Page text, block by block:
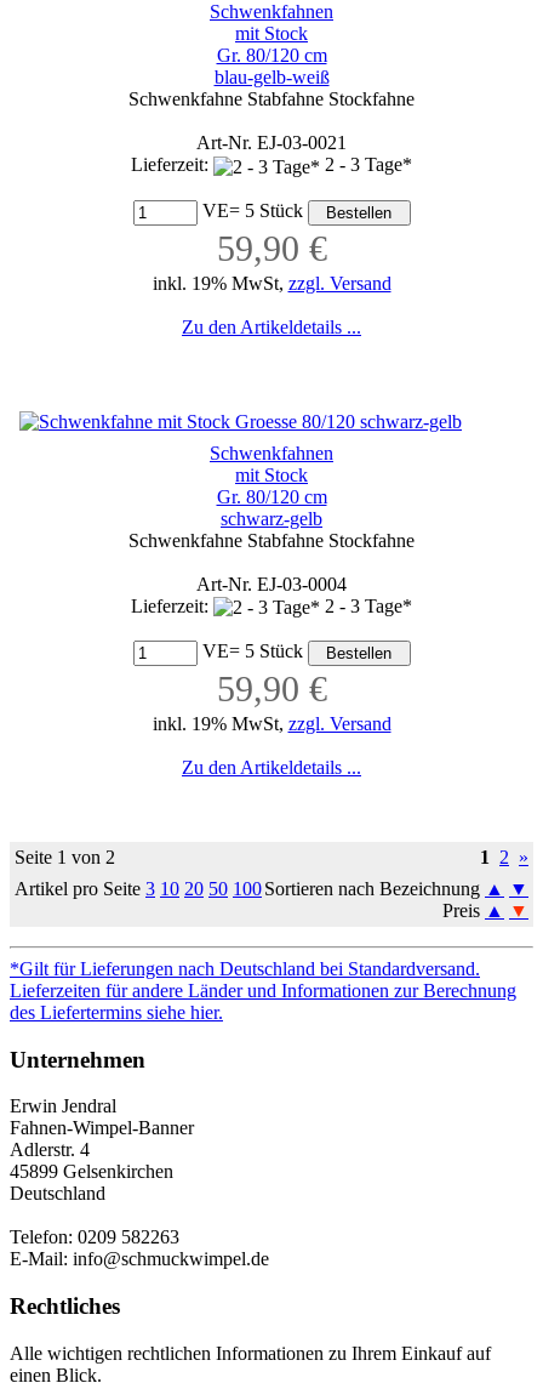
Schwenkfahnen
mit Stock
Gr. 80/120 cm
blau-gelb-weiß
Schwenkfahne Stabfahne Stockfahne
Art-Nr. EJ-03-0021
Lieferzeit:
2 - 3 Tage*
VE= 5 Stück
59,90 €
inkl. 19% MwSt, zzgl. Versand
Zu den Artikeldetails ...
Schwenkfahnen
mit Stock
Gr. 80/120 cm
schwarz-gelb
Schwenkfahne Stabfahne Stockfahne
Art-Nr. EJ-03-0004
Lieferzeit:
2 - 3 Tage*
VE= 5 Stück
59,90 €
inkl. 19% MwSt, zzgl. Versand
Zu den Artikeldetails ...
Seite 1 von 2 1 2 »
Artikel pro Seite 3 10 20 50 100Sortieren nach Bezeichnung ▲
▼
Preis ▲ ▼
*Gilt für Lieferungen nach Deutschland bei Standardversand.
Lieferzeiten für andere Länder und Informationen zur Berechnung
des Liefertermins siehe hier.
Unternehmen
Erwin Jendral
Fahnen-Wimpel-Banner
Adlerstr. 4
45899 Gelsenkirchen
Deutschland
Telefon: 0209 582263
E-Mail: info@schmuckwimpel.de
Rechtliches
Alle wichtigen rechtlichen Informationen zu Ihrem Einkauf auf
einen Blick.